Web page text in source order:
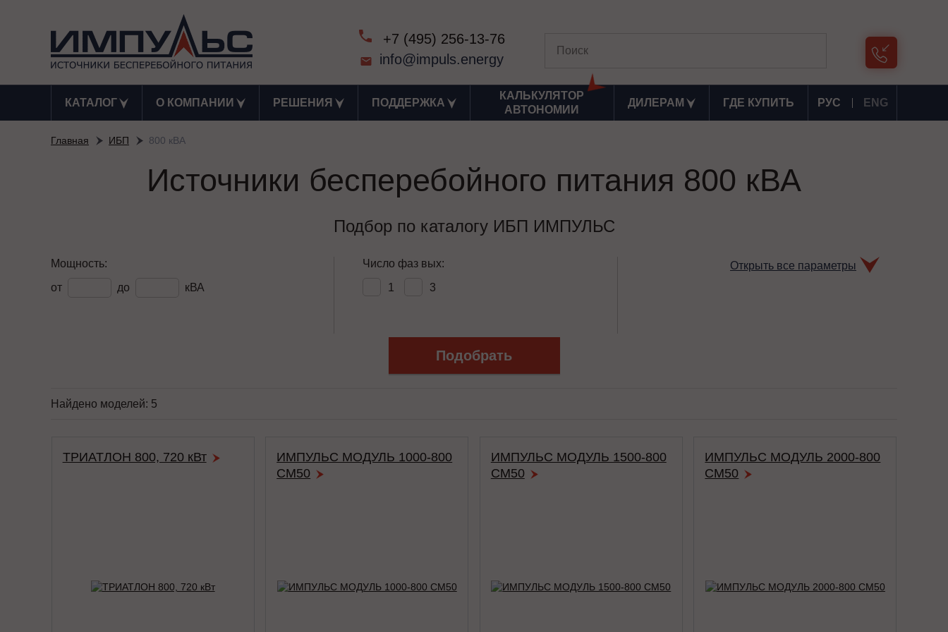
+7 (495) 256-13-76
info@impuls.energy
КАТАЛОГ О КОМПАНИИ РЕШЕНИЯ ПОДДЕРЖКА
КАЛЬКУЛЯТОР
АВТОНОМИИ
ДИЛЕРАМ ГДЕ КУПИТЬ РУС ENG
Главная ИБП 800 кВА
Источники бесперебойного питания 800 кВА
Подбор по каталогу ИБП ИМПУЛЬС
Мощность:
от
до кВА
Число фаз вых:
1
3
Открыть все параметры
Найдено моделей: 5
ТРИАТЛОН 800, 720 кВт
ИМПУЛЬС МОДУЛЬ 1000-800
СМ50
ИМПУЛЬС МОДУЛЬ 1500-800
СМ50
ИМПУЛЬС МОДУЛЬ 2000-800
СМ50